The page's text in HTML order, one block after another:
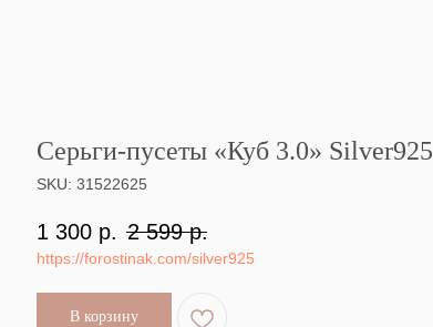
Серьги-пусеты «Куб 3.0» Silver925
SKU: 31522625
1 300 р. 2 599 р.
https://forostinak.com/silver925
В корзину